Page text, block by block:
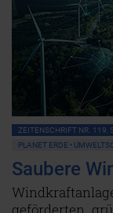
ZEITENSCHRIFT NR. 119,
PLANET ERDE •
Saubere